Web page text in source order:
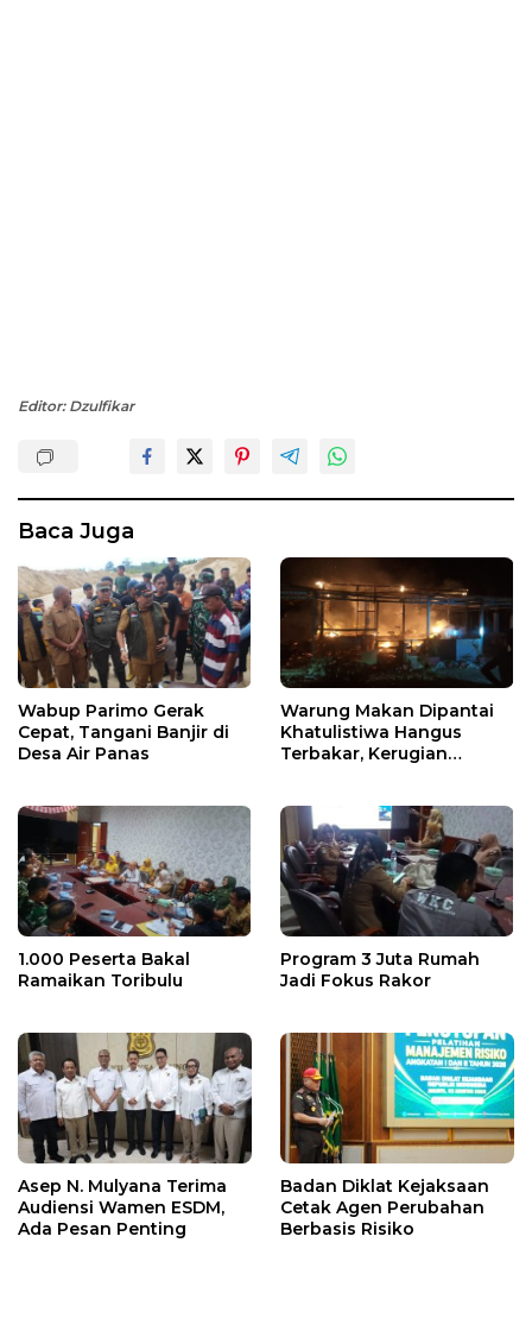
Editor: Dzulfikar
Baca Juga
Wabup Parimo Gerak
Cepat, Tangani Banjir di
Desa Air Panas
Warung Makan Dipantai
Khatulistiwa Hangus
Terbakar, Kerugian
1.000 Peserta Bakal
Ramaikan Toribulu
Program 3 Juta Rumah
Jadi Fokus Rakor
Asep N. Mulyana Terima
Audiensi Wamen ESDM,
Ada Pesan Penting
Badan Diklat Kejaksaan
Cetak Agen Perubahan
Berbasis Risiko